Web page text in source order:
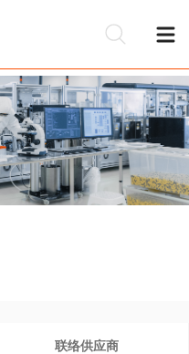
联络供应商